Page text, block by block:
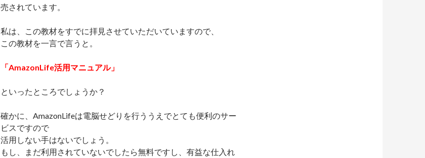
売されています。
私は、この教材をすでに拝見させていただいていますので、
この教材を一言で言うと。
「AmazonLife活用マニュアル」
といったところでしょうか？
確かに、AmazonLifeは電脳せどりを行ううえでとても便利のサー
ビスですので
活用しない手はないでしょう。
もし、まだ利用されていないでしたら無料ですし、有益な仕入れ